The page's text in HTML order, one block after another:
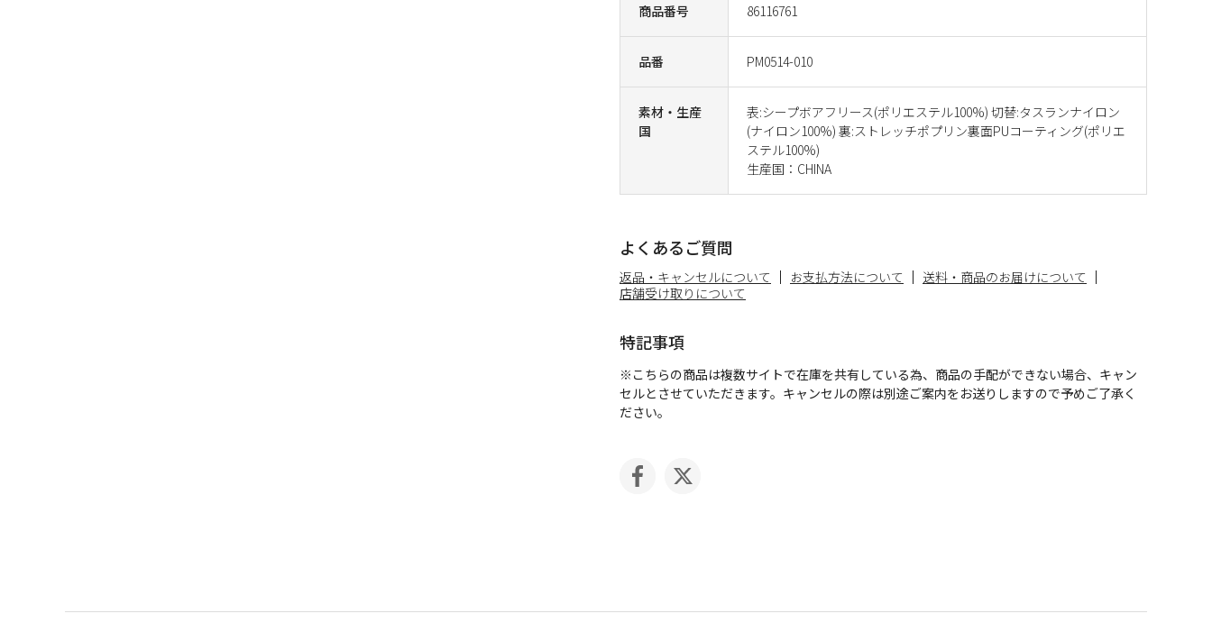
商品番号 86116761
品番 PM0514-010
素材・生産
国
表:シープボアフリース(ポリエステル100%) 切替:タスランナイロン
(ナイロン100%) 裏:ストレッチポプリン裏面PUコーティング(ポリエ
ステル100%)
生産国：CHINA
よくあるご質問
返品・キャンセルについて お支払方法について
送料・商品のお届けについて
店舗受け取りについて
特記事項
※こちらの商品は複数サイトで在庫を共有している為、商品の手配ができない場合、キャン
セルとさせていただきます。キャンセルの際は別途ご案内をお送りしますので予めご了承く
ださい。